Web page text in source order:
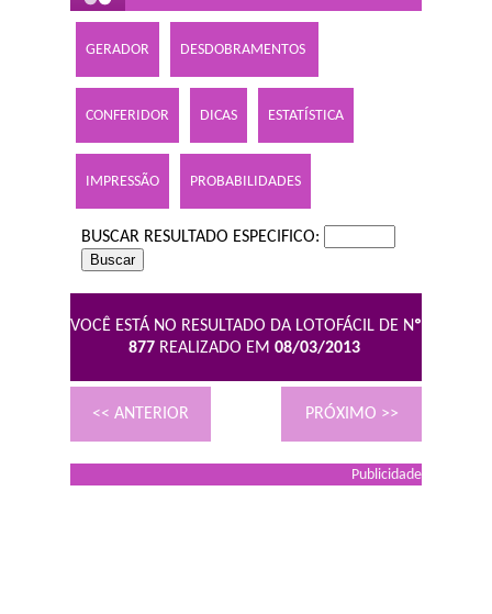
GERADOR DESDOBRAMENTOS
CONFERIDOR DICAS ESTATÍSTICA
IMPRESSÃO PROBABILIDADES
BUSCAR RESULTADO ESPECIFICO:
VOCÊ ESTÁ NO RESULTADO DA LOTOFÁCIL DE Nº
877 REALIZADO EM 08/03/2013
<< ANTERIOR PRÓXIMO >>
Publicidade